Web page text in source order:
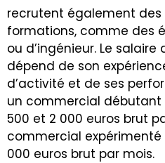
recrutent également des
formations, comme des
ou d’ingénieur. Le
dépend de son
d’activité et de ses
un commercial débutant
500 et 2 000 euros brut
commercial
000 euros brut par mois.